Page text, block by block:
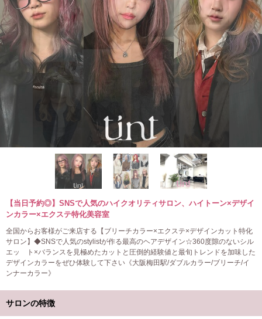
【当日予約◎】SNSで人気のハイクオリティサロン、ハイトーン×デザイ
ンカラー×エクステ特化美容室
全国からお客様がご来店する【ブリーチカラー×エクステ×デザインカット特化
サロン】◆SNSで人気のstylistが作る最高のヘアデザイン☆360度隙のないシル
エッ ト×バランスを見極めたカットと圧倒的経験値と最旬トレンドを加味した
デザインカラーをぜひ体験して下さい《大阪梅田駅/ダブルカラー/ブリーチ/イ
ンナーカラー》
サロンの特徴